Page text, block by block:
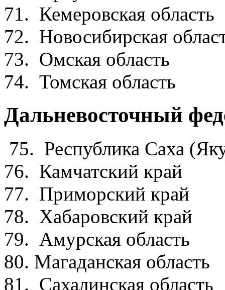
71. Кемеровская
72.
73. Омская
74. Томская
Дальневосточный
75. Республика
76.
77.
78.
79. Амурская
80. Магаданская
81. Сахалинская